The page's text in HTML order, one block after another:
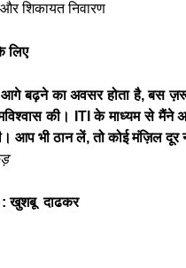
शिकायत निवारण
लिए
बढ़ने का अवसर होता है, बस
की। ITI के माध्यम से मैंने
आप भी ठान लें, तो कोई मंज़िल दूर
: खुशबू दाढकर